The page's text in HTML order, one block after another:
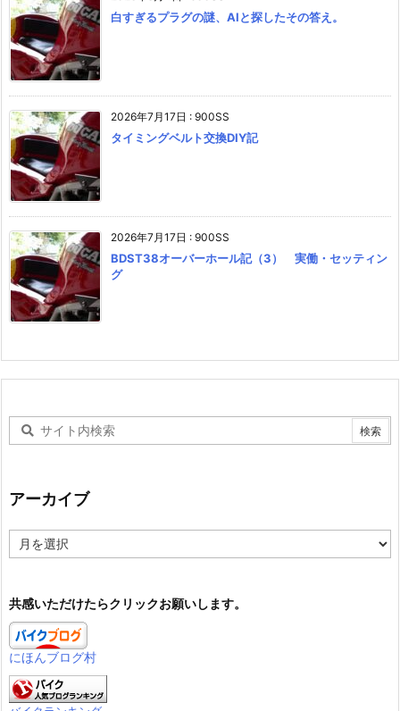
白すぎるプラグの謎、AIと探したその答え。
2026年7月17日 : 900SS
タイミングベルト交換DIY記
2026年7月17日 : 900SS
BDST38オーバーホール記（3） 実働・セッティン
グ
アーカイブ
ー
ブ
共感いただけたらクリックお願いします。
にほんブログ村